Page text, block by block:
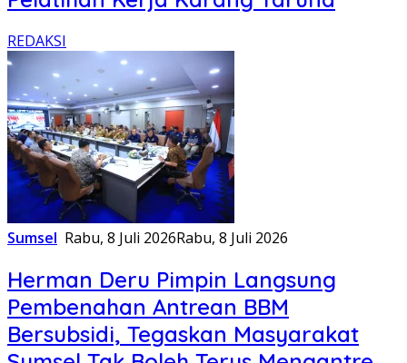
REDAKSI
Sumsel Rabu, 8 Juli 2026Rabu, 8 Juli 2026
Herman Deru Pimpin Langsung
Pembenahan Antrean BBM
Bersubsidi, Tegaskan Masyarakat